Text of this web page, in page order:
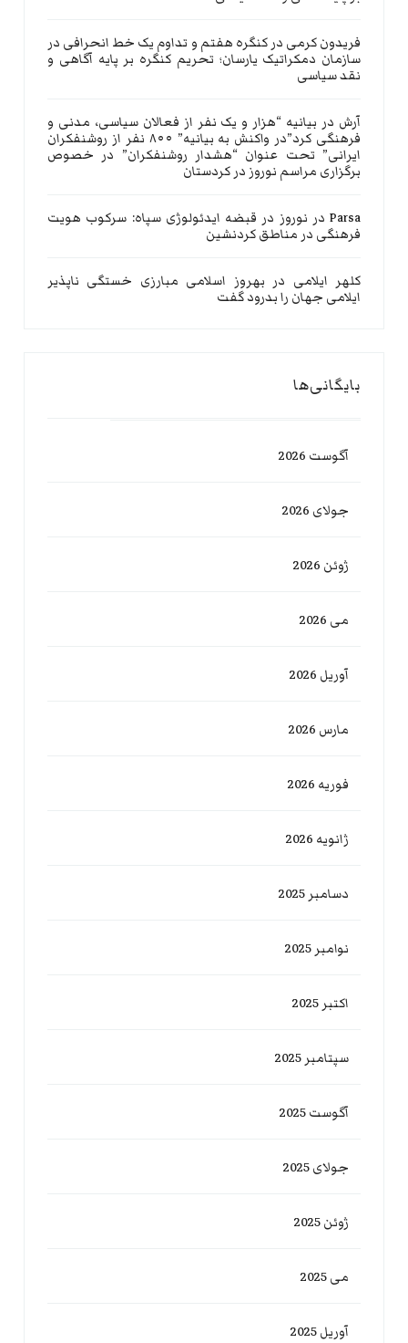
فریدون کرمی درکنگره هفتم و تداوم یک خط انحرافی در
سازمان دمکراتیک یارسان؛ تحریم کنگره بر پایه آگاهی و
نقد سیاسی
آرش در بیانیه “هزار و یک نفر از فعالان سیاسی، مدنی و
فرهنگی کرد”در واکنش به بیانیه” ۸۰۰ نفر از روشنفکران
ایرانی” تحت عنوان “هشدار روشنفکران” در خصوص
برگزاری مراسم نوروز در کردستان
Parsa در نوروز در قبضه ایدئولوژی سپاه: سرکوب هویت
فرهنگی در مناطق کردنشین
کلهر ایلامی در بهروز اسلامی مبارزی خستگی ناپذیر
ایلامی جهان را بدرود گفت
بایگانی‌ها
آگوست 2026
جولای 2026
ژوئن 2026
می 2026
آوریل 2026
مارس 2026
فوریه 2026
ژانویه 2026
دسامبر 2025
نوامبر 2025
اکتبر 2025
سپتامبر 2025
آگوست 2025
جولای 2025
ژوئن 2025
می 2025
آوریل 2025